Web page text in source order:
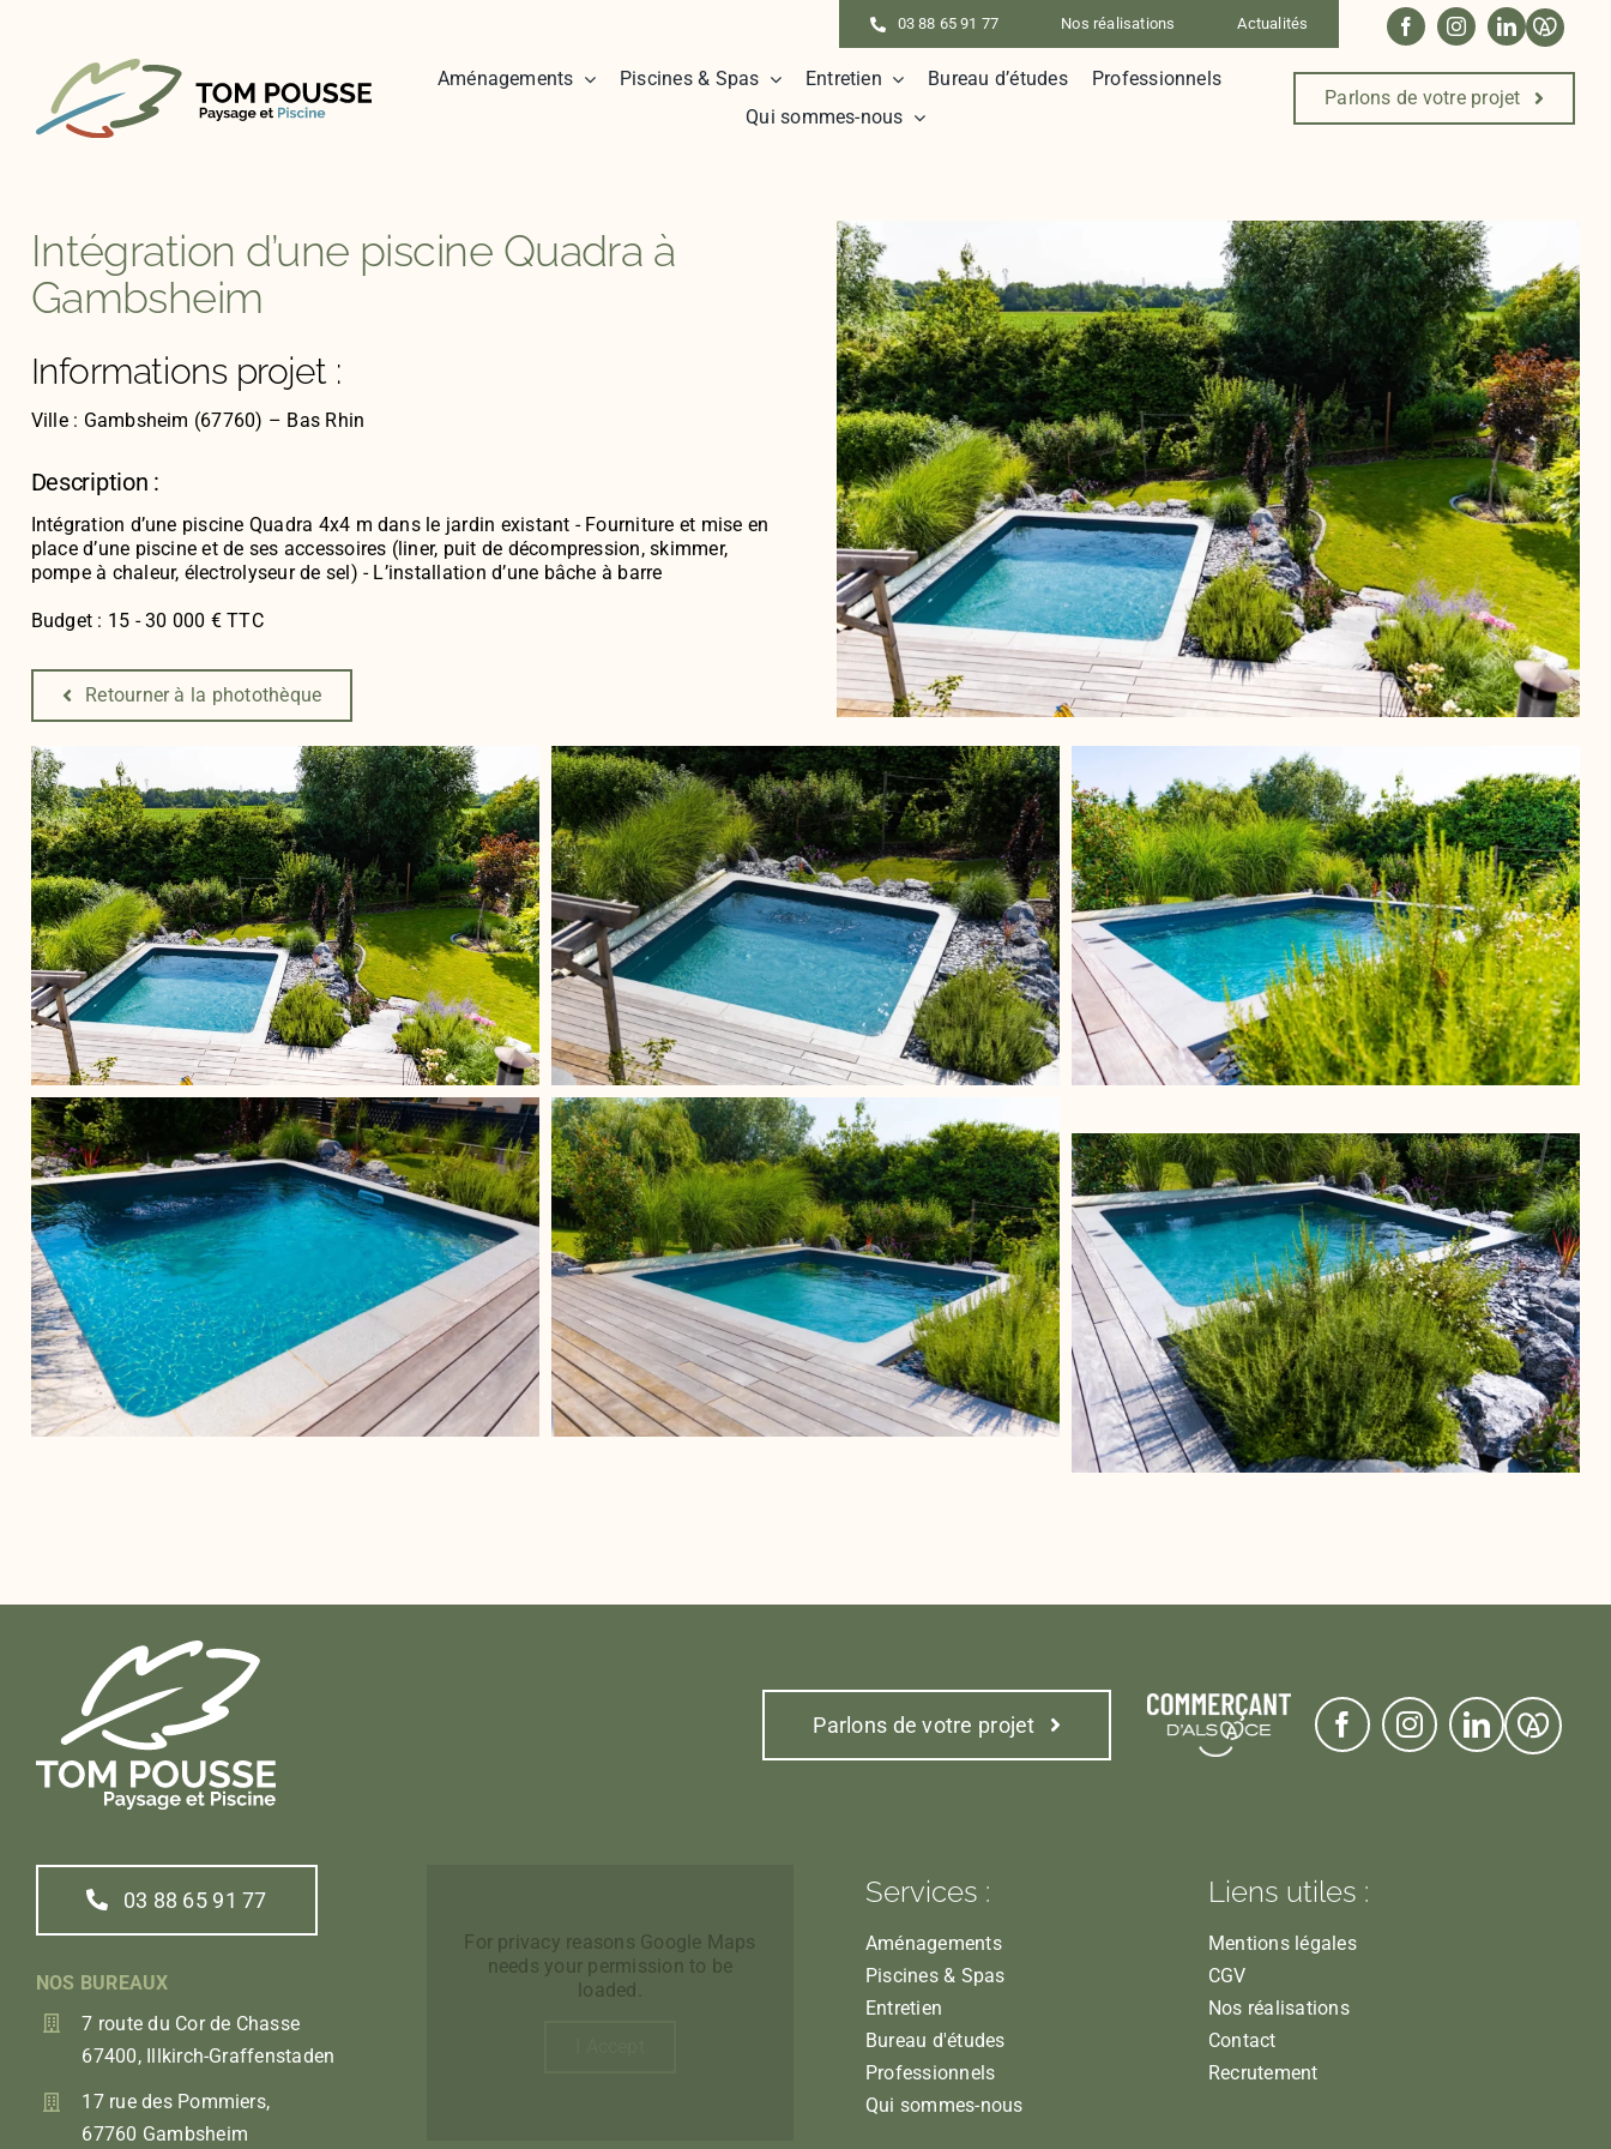
03 88 65 91 77 Nos réalisations Actualités
Aménagements Piscines & Spas Entretien Bureau d’études
Professionnels
Qui sommes-nous
Parlons de votre projet
Intégration d’une piscine Quadra à
Gambsheim
Informations projet :
Ville : Gambsheim (67760) – Bas Rhin
Description :
Intégration d’une piscine Quadra 4x4 m dans le jardin existant - Fourniture et mise en
place d’une piscine et de ses accessoires (liner, puit de décompression, skimmer,
pompe à chaleur, électrolyseur de sel) - L’installation d’une bâche à barre
Budget : 15 - 30 000 € TTC
Retourner à la photothèque
Parlons de votre projet
03 88 65 91 77
NOS BUREAUX
7 route du Cor de Chasse
67400, Illkirch-Graffenstaden
17 rue des Pommiers,
67760 Gambsheim
For privacy reasons Google Maps
needs your permission to be
loaded.
Services :
Aménagements
Piscines & Spas
Entretien
Bureau d'études
Professionnels
Qui sommes-nous
Liens utiles :
Mentions légales
CGV
Nos réalisations
Contact
Recrutement